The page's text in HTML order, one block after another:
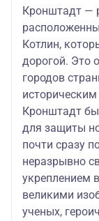
Кронштадт —
Котлин,
дорогой. Это
городов
Кронштадт
для защиты
почти сразу
неразрывно
укреплением
великими
ученых,